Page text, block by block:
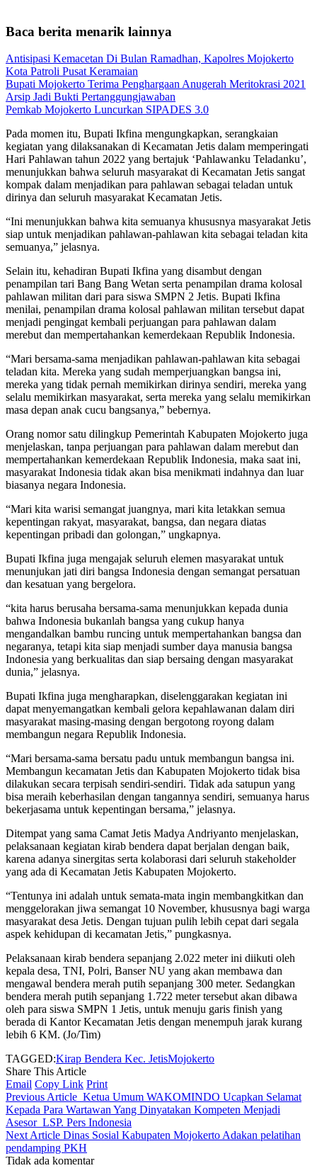
Baca berita menarik lainnya
Antisipasi Kemacetan Di Bulan Ramadhan, Kapolres Mojokerto
Kota Patroli Pusat Keramaian
Bupati Mojokerto Terima Penghargaan Anugerah Meritokrasi 2021
Arsip Jadi Bukti Pertanggungjawaban
Pemkab Mojokerto Luncurkan SIPADES 3.0
Pada momen itu, Bupati Ikfina mengungkapkan, serangkaian
kegiatan yang dilaksanakan di Kecamatan Jetis dalam memperingati
Hari Pahlawan tahun 2022 yang bertajuk ‘Pahlawanku Teladanku’,
menunjukkan bahwa seluruh masyarakat di Kecamatan Jetis sangat
kompak dalam menjadikan para pahlawan sebagai teladan untuk
dirinya dan seluruh masyarakat Kecamatan Jetis.
“Ini menunjukkan bahwa kita semuanya khususnya masyarakat Jetis
siap untuk menjadikan pahlawan-pahlawan kita sebagai teladan kita
semuanya,” jelasnya.
Selain itu, kehadiran Bupati Ikfina yang disambut dengan
penampilan tari Bang Bang Wetan serta penampilan drama kolosal
pahlawan militan dari para siswa SMPN 2 Jetis. Bupati Ikfina
menilai, penampilan drama kolosal pahlawan militan tersebut dapat
menjadi pengingat kembali perjuangan para pahlawan dalam
merebut dan mempertahankan kemerdekaan Republik Indonesia.
“Mari bersama-sama menjadikan pahlawan-pahlawan kita sebagai
teladan kita. Mereka yang sudah memperjuangkan bangsa ini,
mereka yang tidak pernah memikirkan dirinya sendiri, mereka yang
selalu memikirkan masyarakat, serta mereka yang selalu memikirkan
masa depan anak cucu bangsanya,” bebernya.
Orang nomor satu dilingkup Pemerintah Kabupaten Mojokerto juga
menjelaskan, tanpa perjuangan para pahlawan dalam merebut dan
mempertahankan kemerdekaan Republik Indonesia, maka saat ini,
masyarakat Indonesia tidak akan bisa menikmati indahnya dan luar
biasanya negara Indonesia.
“Mari kita warisi semangat juangnya, mari kita letakkan semua
kepentingan rakyat, masyarakat, bangsa, dan negara diatas
kepentingan pribadi dan golongan,” ungkapnya.
Bupati Ikfina juga mengajak seluruh elemen masyarakat untuk
menunjukan jati diri bangsa Indonesia dengan semangat persatuan
dan kesatuan yang bergelora.
“kita harus berusaha bersama-sama menunjukkan kepada dunia
bahwa Indonesia bukanlah bangsa yang cukup hanya
mengandalkan bambu runcing untuk mempertahankan bangsa dan
negaranya, tetapi kita siap menjadi sumber daya manusia bangsa
Indonesia yang berkualitas dan siap bersaing dengan masyarakat
dunia,” jelasnya.
Bupati Ikfina juga mengharapkan, diselenggarakan kegiatan ini
dapat menyemangatkan kembali gelora kepahlawanan dalam diri
masyarakat masing-masing dengan bergotong royong dalam
membangun negara Republik Indonesia.
“Mari bersama-sama bersatu padu untuk membangun bangsa ini.
Membangun kecamatan Jetis dan Kabupaten Mojokerto tidak bisa
dilakukan secara terpisah sendiri-sendiri. Tidak ada satupun yang
bisa meraih keberhasilan dengan tangannya sendiri, semuanya harus
bekerjasama untuk kepentingan bersama,” jelasnya.
Ditempat yang sama Camat Jetis Madya Andriyanto menjelaskan,
pelaksanaan kegiatan kirab bendera dapat berjalan dengan baik,
karena adanya sinergitas serta kolaborasi dari seluruh stakeholder
yang ada di Kecamatan Jetis Kabupaten Mojokerto.
“Tentunya ini adalah untuk semata-mata ingin membangkitkan dan
menggelorakan jiwa semangat 10 November, khususnya bagi warga
masyarakat desa Jetis. Dengan tujuan pulih lebih cepat dari segala
aspek kehidupan di kecamatan Jetis,” pungkasnya.
Pelaksanaan kirab bendera sepanjang 2.022 meter ini diikuti oleh
kepala desa, TNI, Polri, Banser NU yang akan membawa dan
mengawal bendera merah putih sepanjang 300 meter. Sedangkan
bendera merah putih sepanjang 1.722 meter tersebut akan dibawa
oleh para siswa SMPN 1 Jetis, untuk menuju garis finish yang
berada di Kantor Kecamatan Jetis dengan menempuh jarak kurang
lebih 6 KM. (Jo/Tim)
TAGGED:Kirap Bendera Kec. JetisMojokerto
Share This Article
Email Copy Link Print
Previous Article Ketua Umum WAKOMINDO Ucapkan Selamat
Kepada Para Wartawan Yang Dinyatakan Kompeten Menjadi
Asesor LSP. Pers Indonesia
Next Article Dinas Sosial Kabupaten Mojokerto Adakan pelatihan
pendamping PKH
Tidak ada komentar